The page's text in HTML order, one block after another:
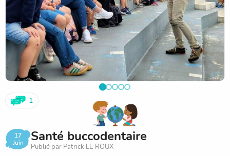
1
17
Juin
Santé buccodentaire
Publié par Patrick LE ROUX